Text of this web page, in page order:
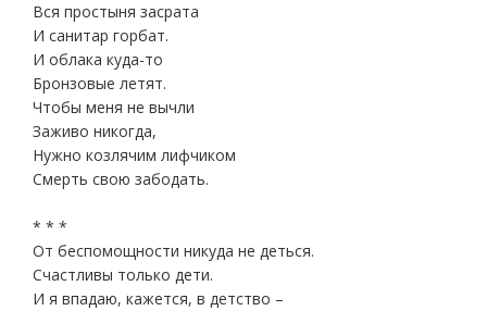
Вся простыня засрата
И санитар горбат.
И облака куда-то
Бронзовые летят.
Чтобы меня не вычли
Заживо никогда,
Нужно козлячим лифчиком
Смерть свою забодать.
* * *
От беспомощности никуда не деться.
Счастливы только дети.
И я впадаю, кажется, в детство –